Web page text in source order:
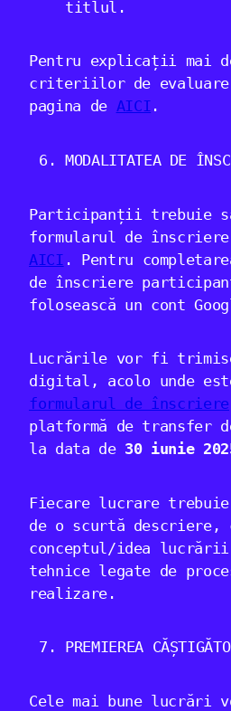
titlul.
Pentru explicații mai
criteriilor de evaluare,
pagina de AICI .
MODALITATEA DE
Participanții trebuie
formularul de
AICI . Pentru
de înscriere
folosească un cont
Lucrările vor fi
digital, acolo unde
formularul de înscriere
platformă de transfer
la data de 30 iunie
Fiecare lucrare
de o scurtă descriere,
conceptul/idea
tehnice legate de
realizare.
PREMIEREA
Cele mai bune lucrări